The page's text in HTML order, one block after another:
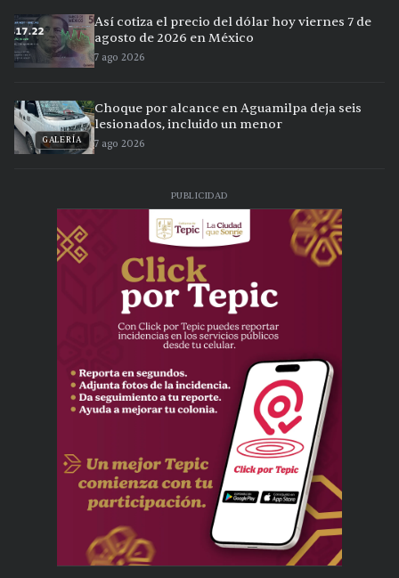
Así cotiza el precio del dólar hoy viernes 7 de
agosto de 2026 en México
7 ago 2026
GALERÍA
Choque por alcance en Aguamilpa deja seis
lesionados, incluido un menor
7 ago 2026
PUBLICIDAD